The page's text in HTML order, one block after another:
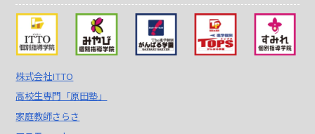
株式会社ITTO
高校生専門「原田塾」
家庭教師さらさ